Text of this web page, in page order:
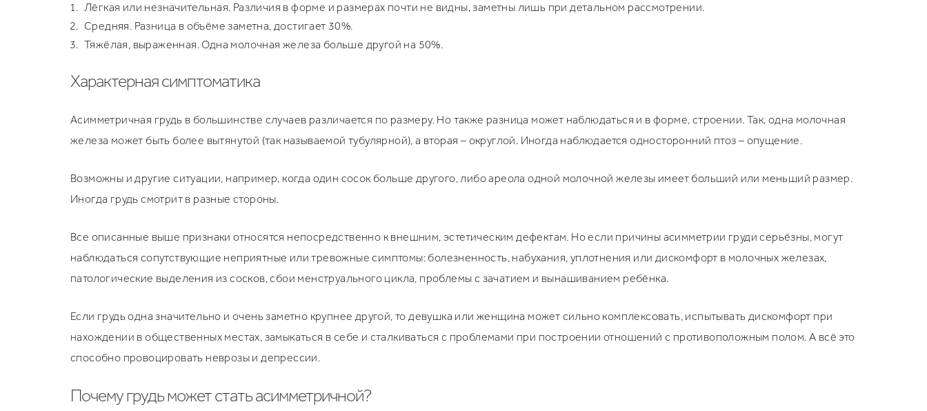
Лёгкая или незначительная. Различия в форме и размерах почти не видны, заметны лишь при детальном рассмотрении.
Средняя. Разница в объёме заметна, достигает 30%.
Тяжёлая, выраженная. Одна молочная железа больше другой на 50%.
Характерная симптоматика
Асимметричная грудь в большинстве случаев различается по размеру. Но также разница может наблюдаться и в форме, строении. Так, одна молочная
железа может быть более вытянутой (так называемой тубулярной), а вторая – округлой. Иногда наблюдается односторонний птоз – опущение.
Возможны и другие ситуации, например, когда один сосок больше другого, либо ареола одной молочной железы имеет больший или меньший размер.
Иногда грудь смотрит в разные стороны.
Все описанные выше признаки относятся непосредственно к внешним, эстетическим дефектам. Но если причины асимметрии груди серьёзны, могут
наблюдаться сопутствующие неприятные или тревожные симптомы: болезненность, набухания, уплотнения или дискомфорт в молочных железах,
патологические выделения из сосков, сбои менструального цикла, проблемы с зачатием и вынашиванием ребёнка.
Если грудь одна значительно и очень заметно крупнее другой, то девушка или женщина может сильно комплексовать, испытывать дискомфорт при
нахождении в общественных местах, замыкаться в себе и сталкиваться с проблемами при построении отношений с противоположным полом. А всё это
способно провоцировать неврозы и депрессии.
Почему грудь может стать асимметричной?